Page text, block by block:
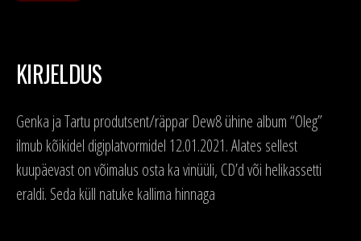
KIRJELDUS
Genka ja Tartu produtsent/räppar Dew8 ühine album “Oleg”
ilmub kõikidel digiplatvormidel 12.01.2021. Alates sellest
kuupäevast on võimalus osta ka vinüüli, CD’d või helikassetti
eraldi. Seda küll natuke kallima hinnaga